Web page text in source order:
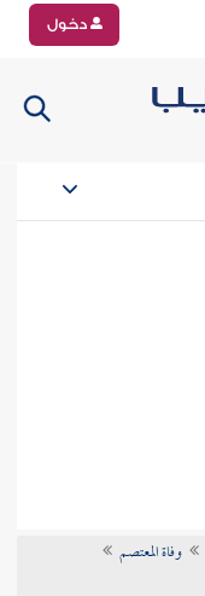
دخول
وفاة المعتصم